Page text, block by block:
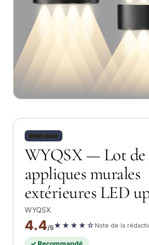
Effet déco
WYQSX — Lot de
appliques murales
extérieures LED
WYQSX
4.4/5★★★★☆ Note de la